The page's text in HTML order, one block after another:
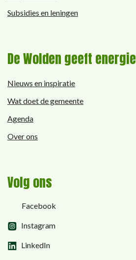
Subsidies en leningen
De Wolden geeft energie
Nieuws en inspiratie
Wat doet de gemeente
Agenda
Over ons
Volg ons
Facebook
Instagram
LinkedIn